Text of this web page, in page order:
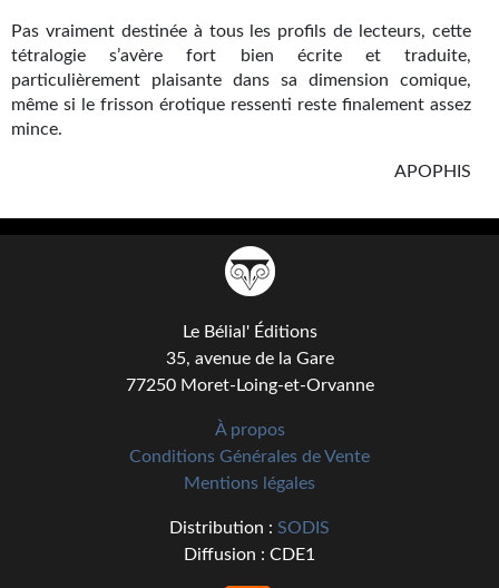
La Bibliothèque orbitale
Journal d'un homme des bois
Soumettre un manuscrit
Support technique
Pas vraiment destinée à tous les profils de lecteurs, cette
tétralogie s’avère fort bien écrite et traduite,
particulièrement plaisante dans sa dimension comique,
même si le frisson érotique ressenti reste finalement assez
mince.
APOPHIS
Le Bélial' Éditions
35, avenue de la Gare
77250 Moret-Loing-et-Orvanne
À propos
Conditions Générales de Vente
Mentions légales
Distribution : SODIS
Diffusion : CDE1